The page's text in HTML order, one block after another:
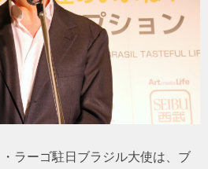
ラーゴ駐日ブラジル大使は、ブ